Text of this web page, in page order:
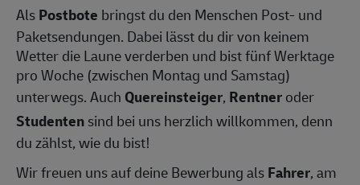
AlsPostbote bringst du den Menschen Post- und
Paketsendungen. Dabei lässt du dir von keinem
Wetter die Laune verderben und bist fünf Werktage
pro Woche (zwischen Montag und Samstag)
unterwegs. Auch Quereinsteiger, Rentneroder
Studentensind bei uns herzlich willkommen, denn
du zählst, wie du bist!
Wir freuen uns auf deine Bewerbung alsFahrer, am